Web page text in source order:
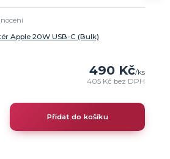
Apple 20W USB-C (Bulk)
490 Kč/ks
405 Kč bez DPH
Přidat do košíku